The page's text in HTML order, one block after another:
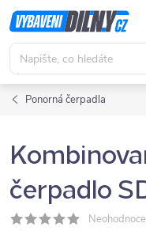
Přejít
na
obsah
Ponorná čerpadla
čerpadlo